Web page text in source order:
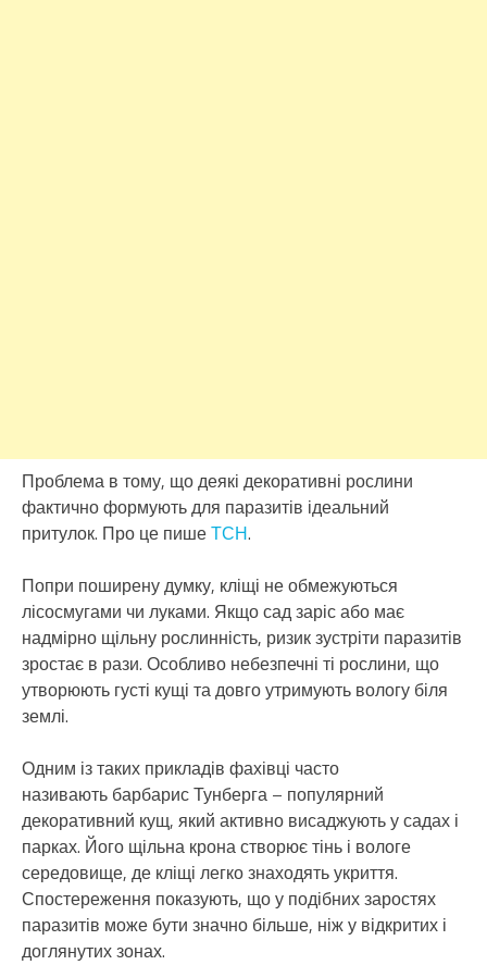
Проблема в тому, що деякі декоративні рослини
фактично формують для паразитів ідеальний
притулок. Про це пишеТСН.
Попри поширену думку, кліщі не обмежуються
лісосмугами чи луками. Якщо сад заріс або має
надмірно щільну рослинність, ризик зустріти паразитів
зростає в рази. Особливо небезпечні ті рослини, що
утворюють густі кущі та довго утримують вологу біля
землі.
Одним із таких прикладів фахівці часто
називають барбарис Тунберга – популярний
декоративний кущ, який активно висаджують у садах і
парках. Його щільна крона створює тінь і вологе
середовище, де кліщі легко знаходять укриття.
Спостереження показують, що у подібних заростях
паразитів може бути значно більше, ніж у відкритих і
доглянутих зонах.